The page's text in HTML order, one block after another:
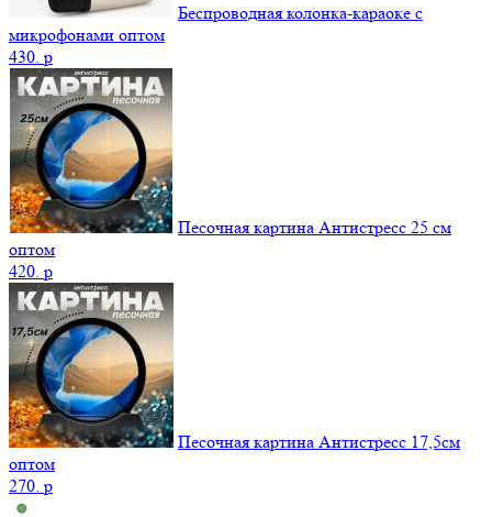
Беспроводная колонка-караоке с
микрофонами оптом
430. p
Песочная картина Антистресс 25 см
оптом
420. p
Песочная картина Антистресс 17,5см
оптом
270. p